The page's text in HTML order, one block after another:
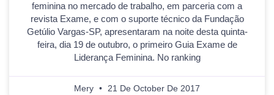
feminina no mercado de trabalho, em parceria com a
revista Exame, e com o suporte técnico da Fundação
Getúlio Vargas-SP, apresentaram na noite desta quinta-
feira, dia 19 de outubro, o primeiro Guia Exame de
Liderança Feminina. No ranking
Mery 21 De October De 2017